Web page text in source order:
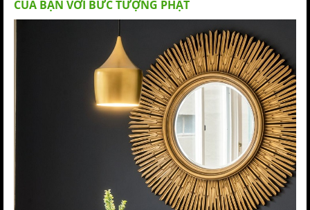
CỦA BẠN VỚI BỨC TƯỢNG PHẬT